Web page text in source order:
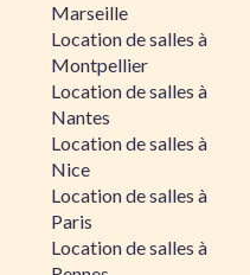
Marseille
Location de salles à
Montpellier
Location de salles à
Nantes
Location de salles à
Nice
Location de salles à
Paris
Location de salles à